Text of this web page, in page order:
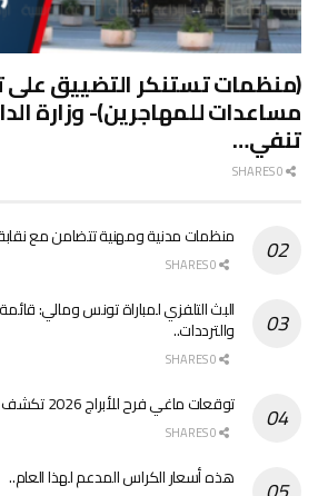
(منظمات تستنكر التضييق على
مساعدات للمهاجرين)- وزارة
تنفي…
منظمات مدنية ومهنية تتضامن مع
البث التلفزي لمباراة تونس ومالي:
والترددات..
توقعات ماغي فرح للأبراج 2026 تكشف خريطة الحظ والتغيير..
هذه أسعار الكراس المدعم لهذا العام..